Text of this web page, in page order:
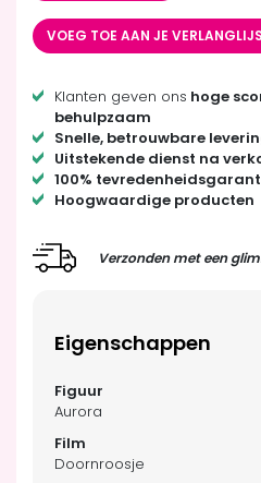
VOEG TOE AAN JE
Klanten geven ons hoge
behulpzaam
Snelle, betrouwbare
Uitstekende dienst na
100%
Hoogwaardige producten
Verzonden met een
Eigenschappen
Aurora
Doornroosje